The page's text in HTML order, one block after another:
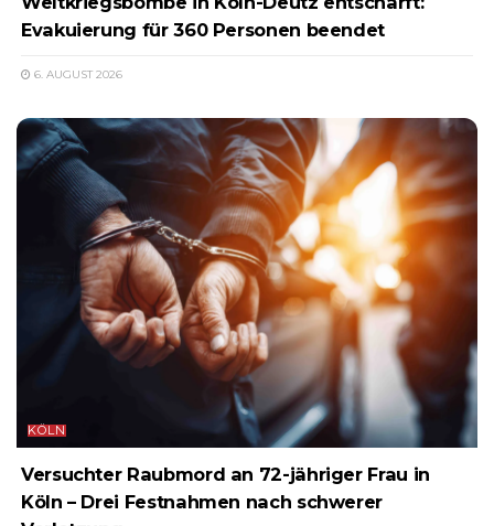
Evakuierung für 360 Personen beendet
6. AUGUST 2026
KÖLN
Versuchter Raubmord an 72-jähriger Frau in
Köln – Drei Festnahmen nach schwerer